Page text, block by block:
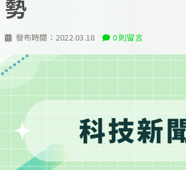
發布時間： 2022.03.18 0 則留言
勢